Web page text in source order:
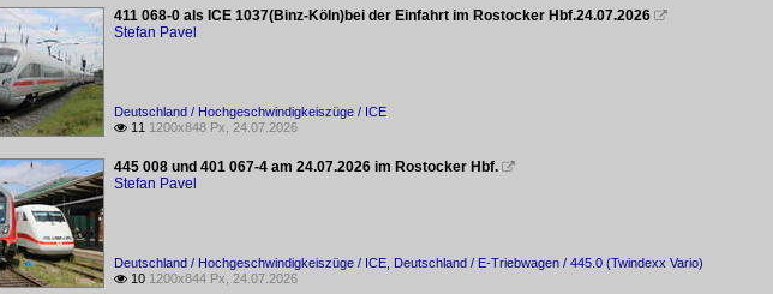
411 068-0 als ICE 1037(Binz-Köln)bei der Einfahrt im Rostocker Hbf.24.07.2026 
Stefan Pavel
Deutschland / Hochgeschwindigkeiszüge / ICE
 11 1200x848 Px, 24.07.2026
445 008 und 401 067-4 am 24.07.2026 im Rostocker Hbf. 
Stefan Pavel
Deutschland / Hochgeschwindigkeiszüge / ICE Deutschland / E-Triebwagen / 445.0 (Twindexx Vario)
 10 1200x844 Px, 24.07.2026